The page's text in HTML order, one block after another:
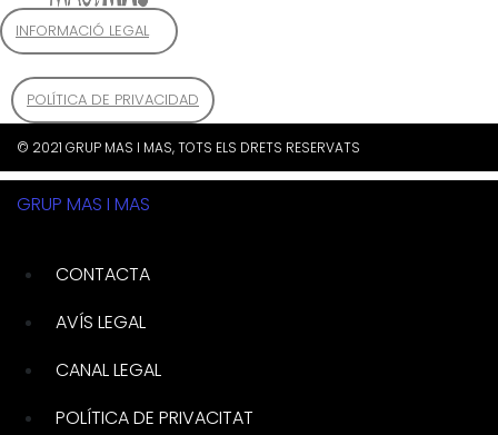
INFORMACIÓ LEGAL
POLÍTICA DE PRIVACIDAD
© 2021 GRUP MAS I MAS, TOTS ELS DRETS RESERVATS
GRUP MAS I MAS
CONTACTA
AVÍS LEGAL
CANAL LEGAL
POLÍTICA DE PRIVACITAT